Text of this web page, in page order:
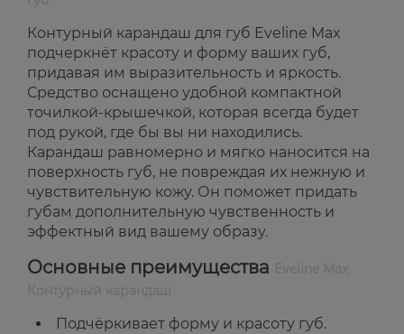
Контурный карандаш для губ Eveline Max
подчеркнёт красоту и форму ваших губ,
придавая им выразительность и яркость.
Средство оснащено удобной компактной
точилкой-крышечкой, которая всегда будет
под рукой, где бы вы ни находились.
Карандаш равномерно и мягко наносится на
поверхность губ, не повреждая их нежную и
чувствительную кожу. Он поможет придать
губам дополнительную чувственность и
эффектный вид вашему образу.
Основные преимущества
Подчёркивает форму и красоту губ.